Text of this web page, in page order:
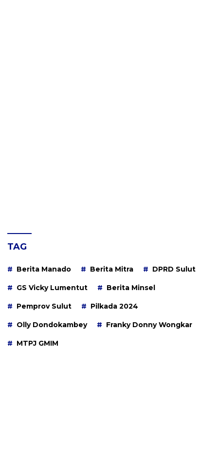
TAG
Berita Manado Berita Mitra DPRD Sulut
GS Vicky Lumentut Berita Minsel
Pemprov Sulut Pilkada 2024
Olly Dondokambey Franky Donny Wongkar
MTPJ GMIM